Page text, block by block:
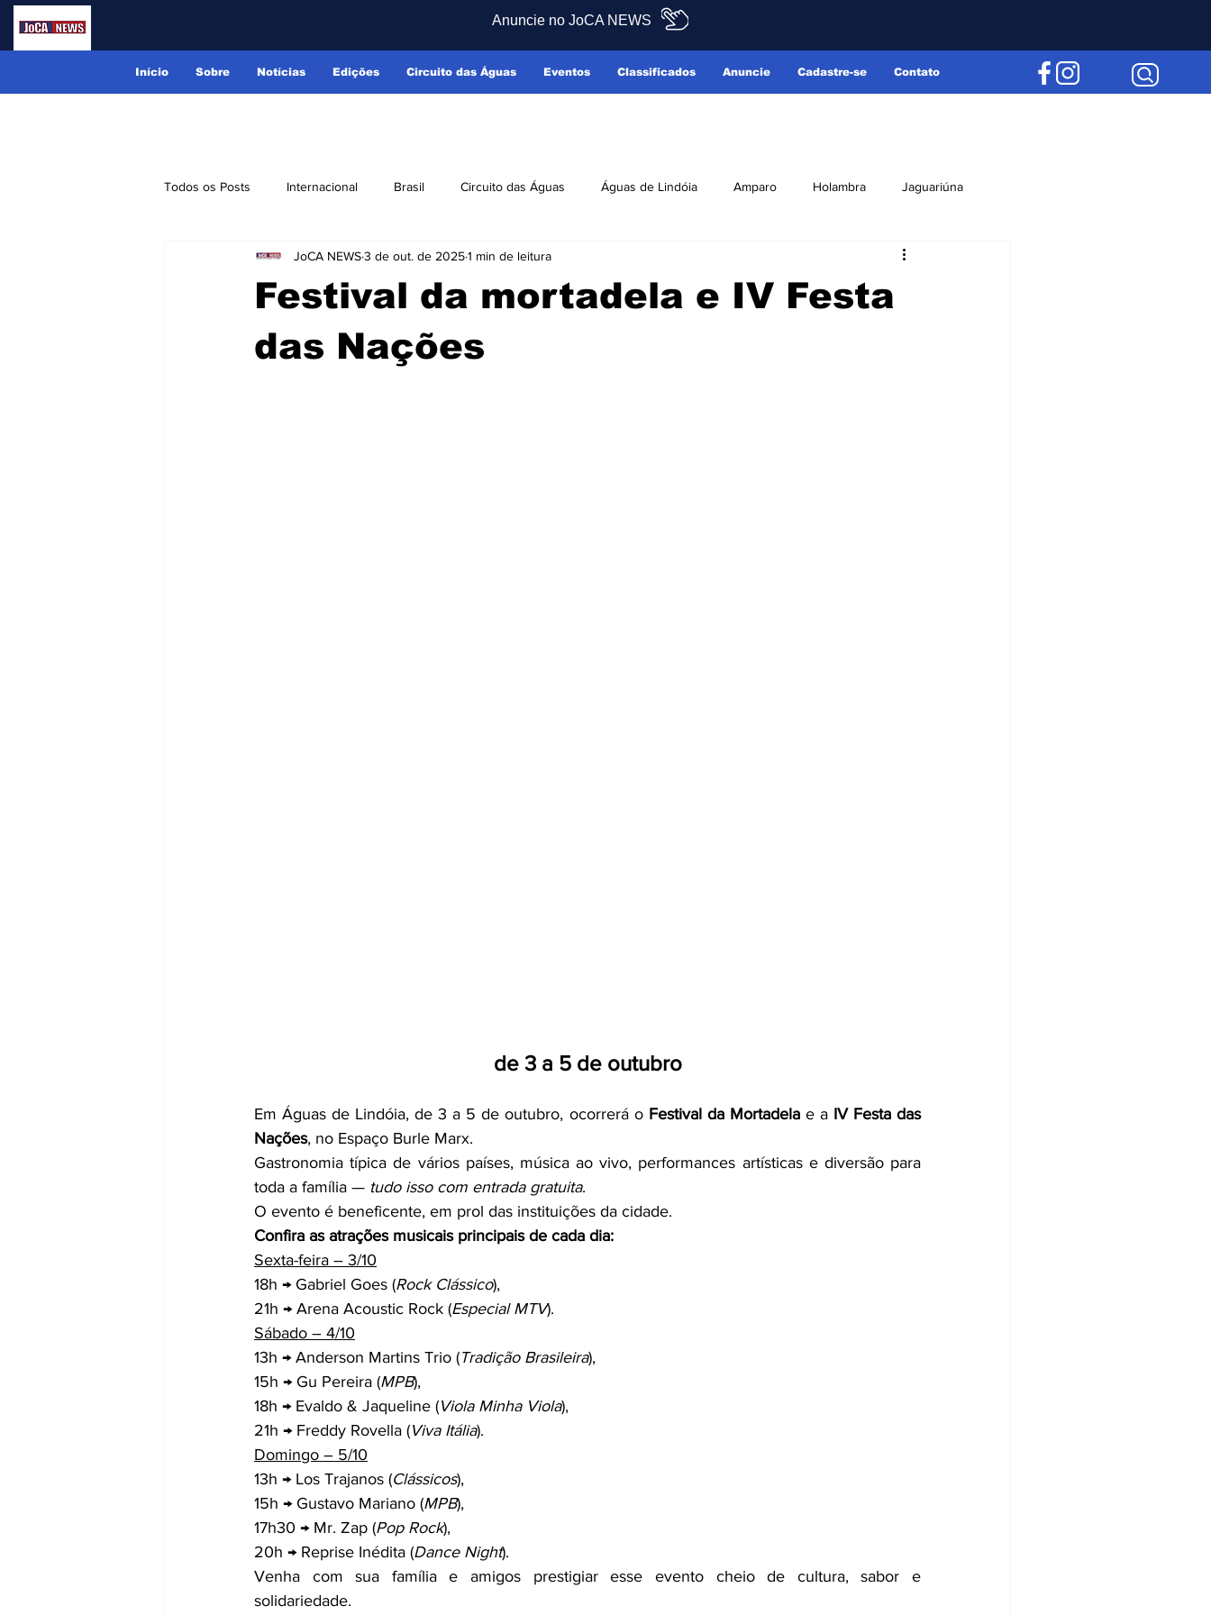
Início Sobre Notícias Edições Circuito das Águas Eventos Classificados Anuncie Cadastre-se Contato
Anuncie no JoCA NEWS
Todos os Posts Internacional Brasil Circuito das Águas Águas de Lindóia Amparo Holambra Jaguariúna
Monte Alegre do Sul Pedreira Serra Negra Editorial
Classificados
Festival da mortadela e IV Festa
das Nações
JoCA NEWS3 de out. de 20251 min de leitura
de 3 a 5 de outubro
Em Águas de Lindóia, de 3 a 5 de outubro, ocorrerá o Festival da Mortadela e a IV Festa das
Nações, no Espaço Burle Marx.
Gastronomia típica de vários países, música ao vivo, performances artísticas e diversão para
toda a família — tudo isso com entrada gratuita.
O evento é beneficente, em prol das instituições da cidade.
Confira as atrações musicais principais de cada dia:
Sexta-feira – 3/10
18h → Gabriel Goes (Rock Clássico),
21h → Arena Acoustic Rock (Especial MTV).
Sábado – 4/10
13h → Anderson Martins Trio (Tradição Brasileira),
15h → Gu Pereira (MPB),
18h → Evaldo & Jaqueline (Viola Minha Viola),
21h → Freddy Rovella (Viva Itália).
Domingo – 5/10
13h → Los Trajanos (Clássicos),
15h → Gustavo Mariano (MPB),
17h30 → Mr. Zap (Pop Rock),
20h → Reprise Inédita (Dance Night).
Venha com sua família e amigos prestigiar esse evento cheio de cultura, sabor e
solidariedade.